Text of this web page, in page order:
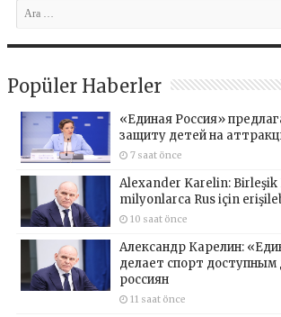
Popüler Haberler
«Единая Россия»
защиту детей на
7 saat önce
Alexander Karelin: Birleşik
milyonlarca Rus için
10 saat önce
Александр Карелин:
делает спорт доступным
россиян
11 saat önce